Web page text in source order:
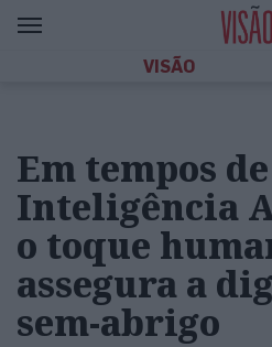
VISÃO
Em tempos de
Inteligência
o toque
assegura a
sem-abrigo